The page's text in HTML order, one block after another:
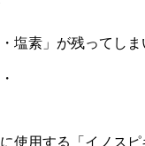
・塩素」が残ってし
使用する「イノス